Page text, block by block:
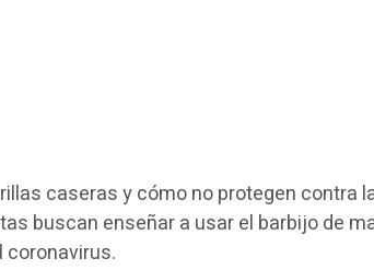
caseras y cómo no protegen contra
buscan enseñar a usar el barbijo de
coronavirus.